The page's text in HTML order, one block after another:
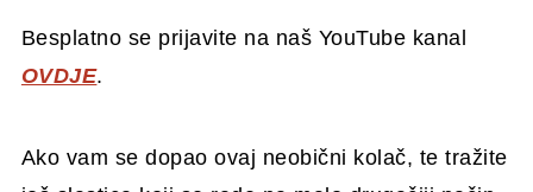
Besplatno se prijavite na naš YouTube kanal
OVDJE.
Ako vam se dopao ovaj neobični kolač, te tražite